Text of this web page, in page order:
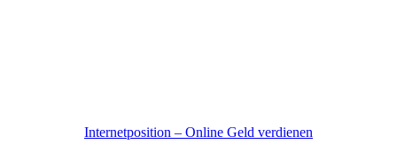
Internetposition – Online Geld verdienen